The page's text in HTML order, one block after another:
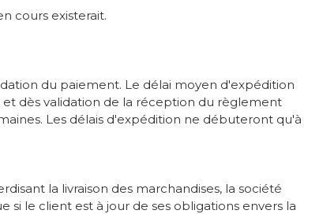
cours existerait.
du paiement. Le délai moyen d'expédition
et dès validation de la réception du règlement
Les délais d'expédition ne débuteront qu'à
la livraison des marchandises, la société
si le client est à jour de ses obligations envers la